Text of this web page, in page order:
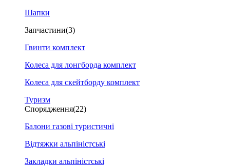
Шапки
Запчастини(3)
Гвинти комплект
Колеса для лонгборда комплект
Колеса для скейтборду комплект
Туризм
Спорядження(22)
Балони газові туристичні
Відтяжки альпіністські
Закладки альпіністські